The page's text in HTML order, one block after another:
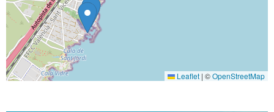
Leaflet | ©OpenStreetMap